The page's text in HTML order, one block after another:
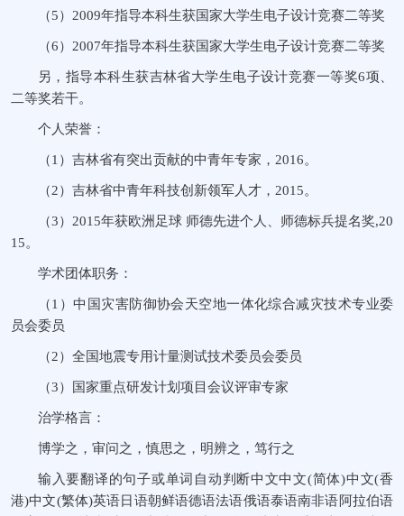
（5）2009年指导本科生获国家大学生电子设计竞赛二等奖
（6）2007年指导本科生获国家大学生电子设计竞赛二等奖
另，指导本科生获吉林省大学生电子设计竞赛一等奖6项、
二等奖若干。
个人荣誉：
（1）吉林省有突出贡献的中青年专家，2016。
（2）吉林省中青年科技创新领军人才，2015。
（3）2015年获欧洲足球 师德先进个人、师德标兵提名奖,20
15。
学术团体职务：
（1）中国灾害防御协会天空地一体化综合减灾技术专业委
员会委员
（2）全国地震专用计量测试技术委员会委员
（3）国家重点研发计划项目会议评审专家
治学格言：
博学之，审问之，慎思之，明辨之，笃行之
输入要翻译的句子或单词自动判断中文中文(简体)中文(香
港)中文(繁体)英语日语朝鲜语德语法语俄语泰语南非语阿拉伯语